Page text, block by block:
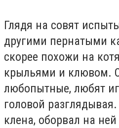
Глядя на совят
другими пернатыми
скорее похожи на
крыльями и клювом.
любопытные, любят
головой
клена, оборвал на